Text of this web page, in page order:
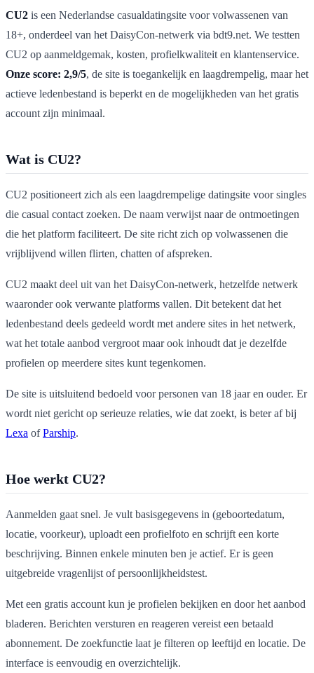
CU2 is een Nederlandse casualdatingsite voor volwassenen van
18+, onderdeel van het DaisyCon-netwerk via bdt9.net. We testten
CU2 op aanmeldgemak, kosten, profielkwaliteit en klantenservice.
Onze score: 2,9/5, de site is toegankelijk en laagdrempelig, maar het
actieve ledenbestand is beperkt en de mogelijkheden van het gratis
account zijn minimaal.
Wat is CU2?
CU2 positioneert zich als een laagdrempelige datingsite voor singles
die casual contact zoeken. De naam verwijst naar de ontmoetingen
die het platform faciliteert. De site richt zich op volwassenen die
vrijblijvend willen flirten, chatten of afspreken.
CU2 maakt deel uit van het DaisyCon-netwerk, hetzelfde netwerk
waaronder ook verwante platforms vallen. Dit betekent dat het
ledenbestand deels gedeeld wordt met andere sites in het netwerk,
wat het totale aanbod vergroot maar ook inhoudt dat je dezelfde
profielen op meerdere sites kunt tegenkomen.
De site is uitsluitend bedoeld voor personen van 18 jaar en ouder. Er
wordt niet gericht op serieuze relaties, wie dat zoekt, is beter af bij
Lexa ofParship.
Hoe werkt CU2?
Aanmelden gaat snel. Je vult basisgegevens in (geboortedatum,
locatie, voorkeur), uploadt een profielfoto en schrijft een korte
beschrijving. Binnen enkele minuten ben je actief. Er is geen
uitgebreide vragenlijst of persoonlijkheidstest.
Met een gratis account kun je profielen bekijken en door het aanbod
bladeren. Berichten versturen en reageren vereist een betaald
abonnement. De zoekfunctie laat je filteren op leeftijd en locatie. De
interface is eenvoudig en overzichtelijk.